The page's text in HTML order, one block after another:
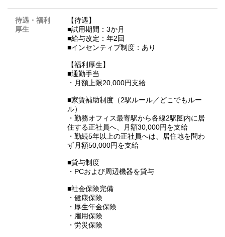
待遇・福利
厚生
【待遇】
■試用期間：3か月
■給与改定：年2回
■インセンティブ制度：あり
【福利厚生】
■通勤手当
・月額上限20,000円支給
■家賃補助制度（2駅ルール／どこでもルー
ル）
・勤務オフィス最寄駅から各線2駅圏内に居
住する正社員へ、月額30,000円を支給
・勤続5年以上の正社員へは、居住地を問わ
ず月額50,000円を支給
■貸与制度
・PCおよび周辺機器を貸与
■社会保険完備
・健康保険
・厚生年金保険
・雇用保険
・労災保険